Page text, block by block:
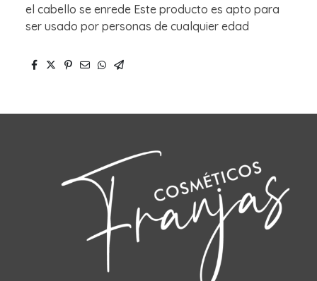
el cabello se enrede Este producto es apto para
ser usado por personas de cualquier edad